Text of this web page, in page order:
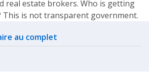
real estate brokers. Who is getting
This is not transparent government.
au complet